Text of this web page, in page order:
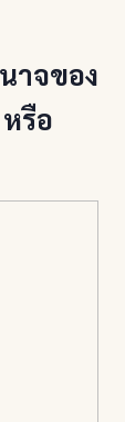
าจของ
รือ